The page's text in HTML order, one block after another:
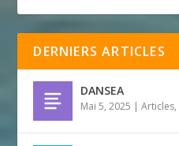
DERNIERS ARTICLES
DANSEA
Mai 5, 2025 |Articles,